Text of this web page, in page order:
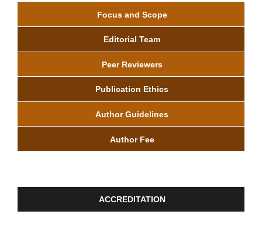
Focus and Scope
Editorial Team
Peer Reviewers
Publication Ethics
Author Guidelines
Author Fee
ACCREDITATION